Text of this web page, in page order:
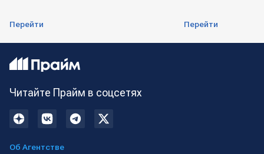
Перейти Перейти
Читайте Прайм в соцсетях
Об Агентстве